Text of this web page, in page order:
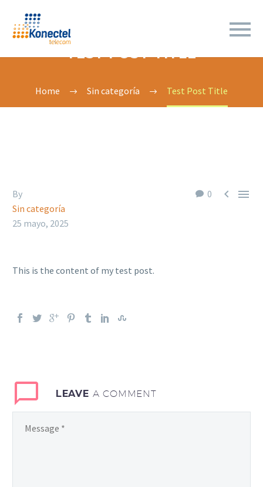
TEST POST TITLE
Home Sin categoría Test Post Title
0  
By
Sin categoría
25 mayo, 2025
This is the content of my test post.
LEAVE A COMMENT